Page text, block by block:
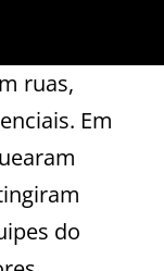
ruas,
Em
do